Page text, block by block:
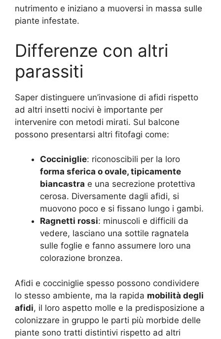
nutrimento e iniziano a muoversi in massa sulle
piante infestate.
Differenze con altri
parassiti
Saper distinguere un’invasione di afidi rispetto
ad altri insetti nocivi è importante per
intervenire con metodi mirati. Sul balcone
possono presentarsi altri fitofagi come:
Cocciniglie: riconoscibili per la loro
forma sferica o ovale, tipicamente
biancastra e una secrezione protettiva
cerosa. Diversamente dagli afidi, si
muovono poco e si fissano lungo i gambi.
Ragnetti rossi: minuscoli e difficili da
vedere, lasciano una sottile ragnatela
sulle foglie e fanno assumere loro una
colorazione bronzea.
Afidi e cocciniglie spesso possono condividere
lo stesso ambiente, ma la rapida mobilità degli
afidi, il loro aspetto molle e la predisposizione a
colonizzare in gruppo le parti più morbide delle
piante sono tratti distintivi rispetto ad altri